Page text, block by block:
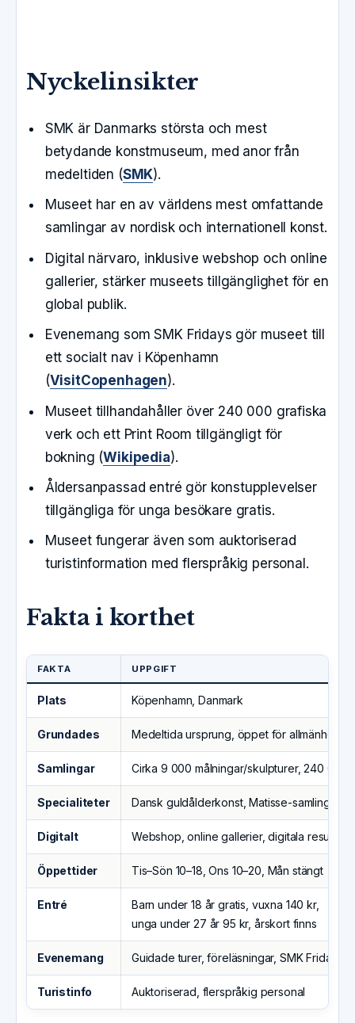
Nyckelinsikter
SMK är Danmarks största och mest
betydande konstmuseum, med anor från
medeltiden (SMK).
Museet har en av världens mest omfattande
samlingar av nordisk och internationell konst.
Digital närvaro, inklusive webshop och online
gallerier, stärker museets tillgänglighet för en
global publik.
Evenemang som SMK Fridays gör museet till
ett socialt nav i Köpenhamn
(VisitCopenhagen).
Museet tillhandahåller över 240 000 grafiska
verk och ett Print Room tillgängligt för
bokning (Wikipedia).
Åldersanpassad entré gör konstupplevelser
tillgängliga för unga besökare gratis.
Museet fungerar även som auktoriserad
turistinformation med flerspråkig personal.
Fakta i korthet
FAKTA UPPGIFT
Plats Köpenhamn, Danmark
Grundades Medeltida ursprung, öppet för allmänheten
Samlingar Cirka 9 000 målningar/skulpturer, 240 000
Specialiteter Dansk guldålderkonst, Matisse-samling
Digitalt Webshop, online gallerier, digitala resurser
Öppettider Tis–Sön 10–18, Ons 10–20, Mån stängt
Entré
Barn under 18 år gratis, vuxna 140 kr,
unga under 27 år 95 kr, årskort finns
Evenemang Guidade turer, föreläsningar, SMK Fridays
Turistinfo Auktoriserad, flerspråkig personal